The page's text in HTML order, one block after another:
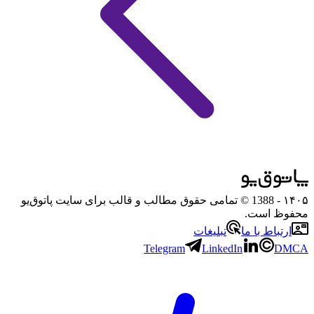
۱۴۰۵
- 1388 © تمامی حقوق مطالب و قالب برای سایت پاتوق‌یو
محفوظ است.
ارتباط با ما
تبلیغات
Telegram
LinkedIn DMCA